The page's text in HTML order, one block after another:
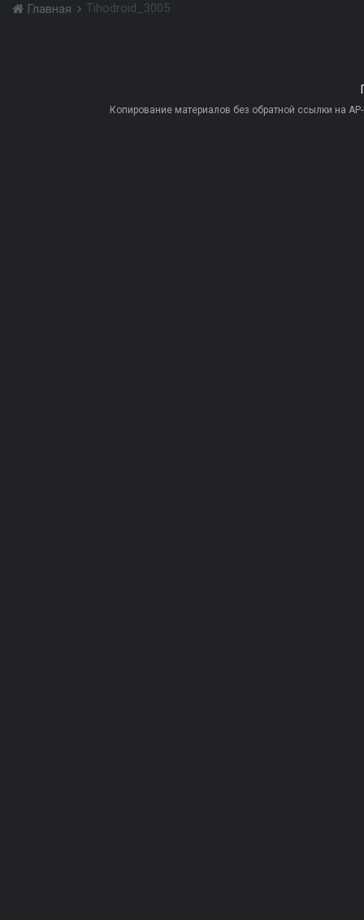
Главная Tihodroid_3005
Копирование материалов без обратной ссылки на